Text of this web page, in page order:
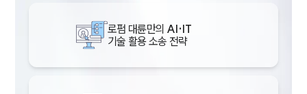
로펌 대륜만의 AI·IT
기술 활용 소송 전략